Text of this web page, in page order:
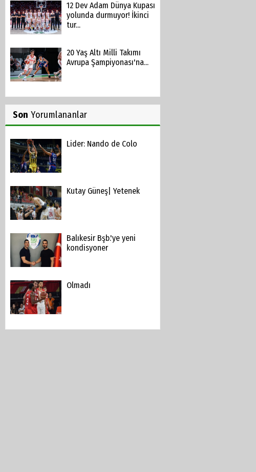
12 Dev Adam Dünya Kupası
yolunda durmuyor! İkinci
tur...
20 Yaş Altı Milli Takımı
Avrupa Şampiyonası'na...
Son Yorumlananlar
Lider: Nando de Colo
Kutay Güneş| Yetenek
Balıkesir Bşb.'ye yeni
kondisyoner
Olmadı